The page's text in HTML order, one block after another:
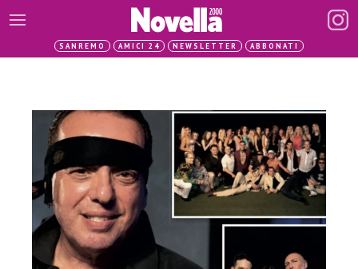
SANREMO AMICI 24 NEWSLETTER ABBONATI